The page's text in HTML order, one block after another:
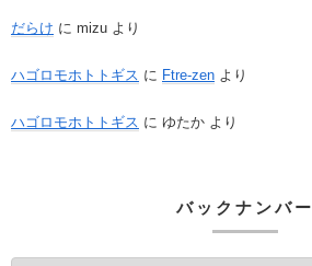
だらけ に mizu より
ハゴロモホトトギス に Ftre-zen より
ハゴロモホトトギス に ゆたか より
バックナンバー